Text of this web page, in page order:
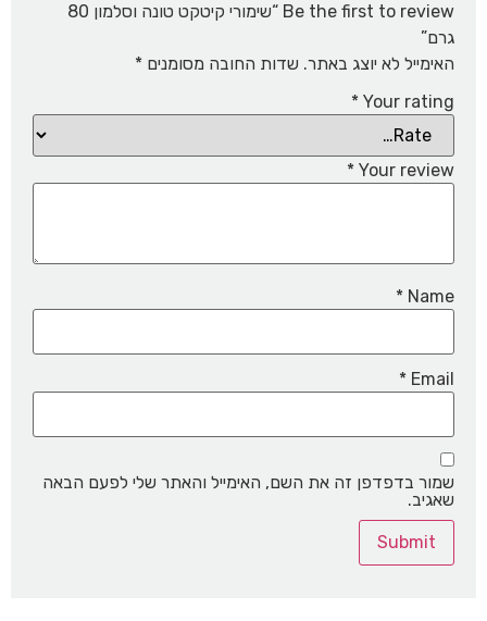
Be the first to review “שימורי קיטקט טונה וסלמון 80
גרם”
האימייל לא יוצג באתר. שדות החובה מסומנים *
Your rating
*
Your review
*
Name
*
Email
*
שמור בדפדפן זה את השם, האימייל והאתר שלי לפעם הבאה
שאגיב.